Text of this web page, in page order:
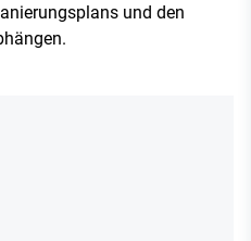
und den